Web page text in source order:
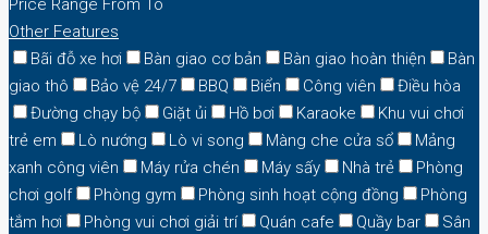
Price Range From To
Other Features
Bãi đỗ xe hơi
Bàn giao cơ bản Bàn giao hoàn thiện
Bàn
giao thô
Bảo vệ 24/7 BBQ Biển Công viên
Điều hòa
Đường chạy bộ
Giặt ủi Hồ bơi Karaoke
Khu vui chơi
trẻ em
Lò nướng Lò vi song Màng che cửa sổ
Mảng
xanh công viên
Máy rửa chén Máy sấy Nhà trẻ
Phòng
chơi golf
Phòng gym Phòng sinh hoạt cộng đồng
Phòng
tắm hơi
Phòng vui chơi giải trí Quán cafe Quầy bar
Sân